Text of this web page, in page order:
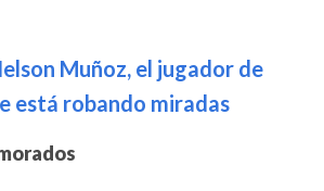
Muñoz, el jugador de
está robando miradas